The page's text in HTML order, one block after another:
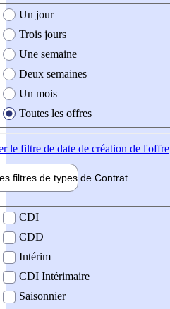
création de l'offre
Un jour
Trois jours
Une semaine
Deux semaines
Un mois
Toutes les offres
le filtre de date de création de l'offre
filtres de types de Contrat
contrat
CDI
CDD
Intérim
CDI Intérimaire
Saisonnier